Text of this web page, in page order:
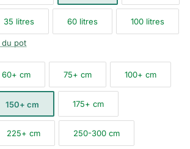
35 litres 60 litres 100 litres
du pot
60+ cm 75+ cm 100+ cm
150+ cm 175+ cm
225+ cm 250-300 cm